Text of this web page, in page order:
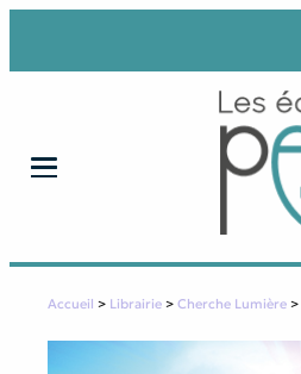
Accueil > Librairie > Cherche Lumière >